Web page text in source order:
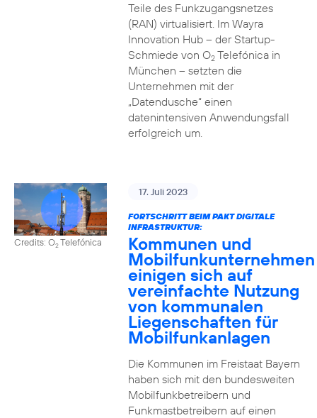
Teile des Funkzugangsnetzes
(RAN) virtualisiert. Im Wayra
Innovation Hub – der Startup-
Schmiede von O2Telefónica in
München – setzten die
Unternehmen mit der
„Datendusche“ einen
datenintensiven Anwendungsfall
erfolgreich um.
Credits: O2Telefónica
17. Juli 2023
FORTSCHRITT BEIM PAKT DIGITALE
INFRASTRUKTUR:
Kommunen und
Mobilfunkunternehmen
einigen sich auf
vereinfachte Nutzung
von kommunalen
Liegenschaften für
Mobilfunkanlagen
Die Kommunen im Freistaat Bayern
haben sich mit den bundesweiten
Mobilfunkbetreibern und
Funkmastbetreibern auf einen